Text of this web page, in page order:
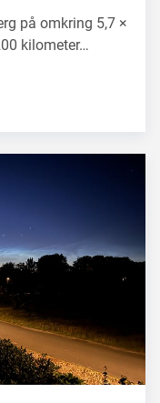
på omkring 5,7 ×
kilometer…